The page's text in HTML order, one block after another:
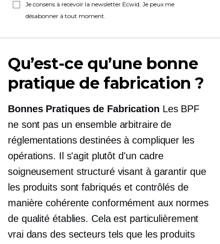
Je consens à recevoir la newsletter Ecwid. Je peux me
désabonner à tout moment.
Qu’est-ce qu’une bonne
pratique de fabrication ?
Bonnes Pratiques de Fabrication Les BPF
ne sont pas un ensemble arbitraire de
réglementations destinées à compliquer les
opérations. Il s'agit plutôt d'un cadre
soigneusement structuré visant à garantir que
les produits sont fabriqués et contrôlés de
manière cohérente conformément aux normes
de qualité établies. Cela est particulièrement
vrai dans des secteurs tels que les produits